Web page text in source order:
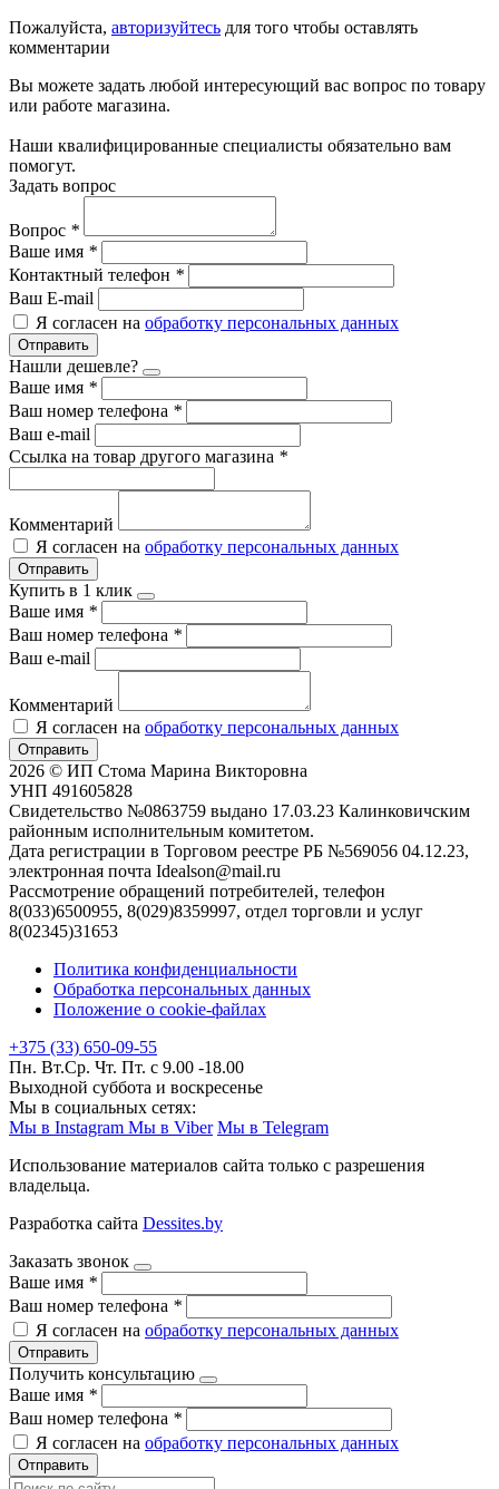
Пожалуйста, авторизуйтесь для того чтобы оставлять
комментарии
Вы можете задать любой интересующий вас вопрос по товару
или работе магазина.
Наши квалифицированные специалисты обязательно вам
помогут.
Задать вопрос
Вопрос *
Ваше имя *
Контактный телефон *
Ваш E-mail
Я согласен на обработку персональных данных
Отправить
Нашли дешевле?
Ваше имя *
Ваш номер телефона *
Ваш e-mail
Ссылка на товар другого магазина *
Комментарий
Я согласен на обработку персональных данных
Отправить
Купить в 1 клик
Ваше имя *
Ваш номер телефона *
Ваш e-mail
Комментарий
Я согласен на обработку персональных данных
Отправить
2026 © ИП Стома Марина Викторовна
УНП 491605828
Свидетельство №0863759 выдано 17.03.23 Калинковичским
районным исполнительным комитетом.
Дата регистрации в Торговом реестре РБ №569056 04.12.23,
электронная почта Idealson@mail.ru
Рассмотрение обращений потребителей, телефон
8(033)6500955, 8(029)8359997, отдел торговли и услуг
8(02345)31653
Политика конфиденциальности
Обработка персональных данных
Положение о cookie-файлах
+375 (33) 650-09-55
Пн. Вт.Ср. Чт. Пт. с 9.00 -18.00
Выходной суббота и воскресенье
Мы в социальных сетях:
Мы в Instagram Мы в Viber Мы в Telegram
Использование материалов сайта только с разрешения
владельца.
Разработка сайта Dessites.by
Заказать звонок
Ваше имя *
Ваш номер телефона *
Я согласен на обработку персональных данных
Отправить
Получить консультацию
Ваше имя *
Ваш номер телефона *
Я согласен на обработку персональных данных
Отправить